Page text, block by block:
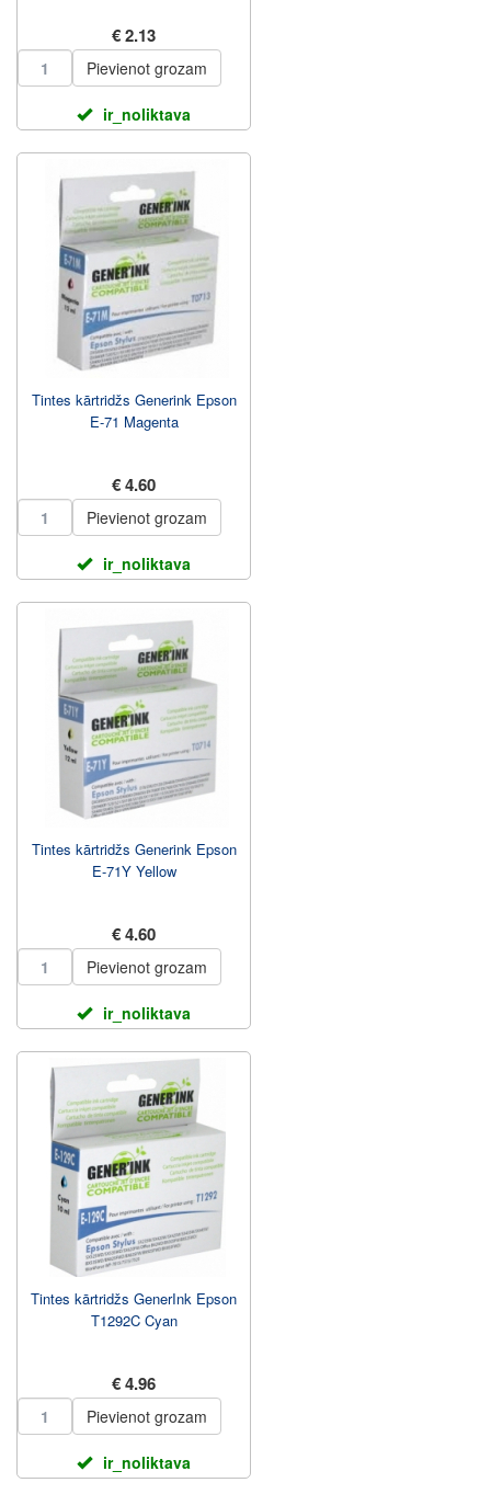
€ 2.13
Pievienot grozam
ir_noliktava
Tintes kārtridžs Generink Epson
E-71 Magenta
€ 4.60
Pievienot grozam
ir_noliktava
Tintes kārtridžs Generink Epson
E-71Y Yellow
€ 4.60
Pievienot grozam
ir_noliktava
Tintes kārtridžs GenerInk Epson
T1292C Cyan
€ 4.96
Pievienot grozam
ir_noliktava